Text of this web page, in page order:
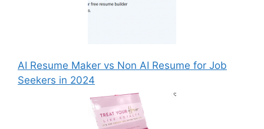
AI Resume Maker vs Non AI Resume for Job
Seekers in 2024